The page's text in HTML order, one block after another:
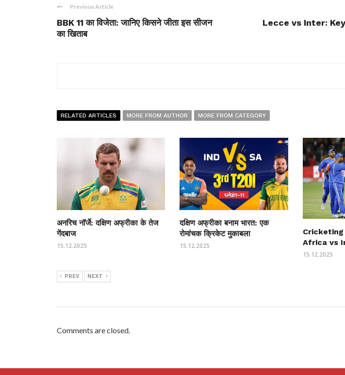
Previous Article
BBK 11 का विजेता: जानिए किसने जीता इस सीजन
का खिताब
Lecce vs Inter:
RELATED ARTICLES MORE FROM AUTHOR MORE FROM CATEGORY
अनरिच नॉर्जे: दक्षिण अफ्रीका के तेज
गेंदबाज
15.12.2025
दक्षिण अफ्रीका बनाम भारत: एक
रोमांचक क्रिकेट मुकाबला
15.12.2025
Africa vs
15.12.2025
PREV NEXT
Comments are closed.